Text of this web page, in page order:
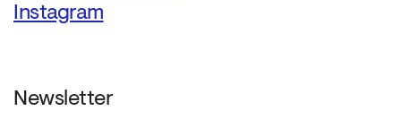
Instagram
Newsletter